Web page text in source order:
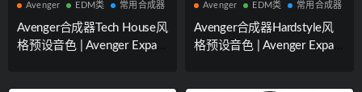
Avenger EDM类 常用合成器
Avenger合成器Tech House风
格预设音色 | Avenger Expans
Avenger EDM类 常用合成器
Avenger合成器Hardstyle风
格预设音色 | Avenger Expans